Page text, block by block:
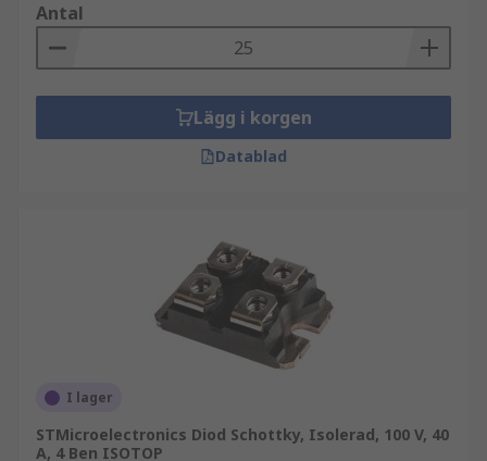
Antal
Lägg i korgen
Datablad
I lager
STMicroelectronics Diod Schottky, Isolerad, 100 V, 40
A, 4 Ben ISOTOP